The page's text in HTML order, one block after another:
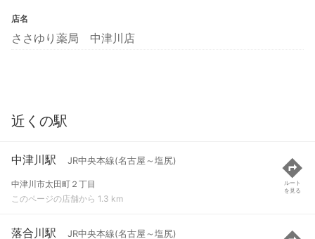
店名
ささゆり薬局 中津川店
近くの駅
中津川駅 JR中央本線(名古屋～塩尻)
中津川市太田町２丁目
このページの店舗から 1.3 km
ルート
を見る
落合川駅 JR中央本線(名古屋～塩尻)